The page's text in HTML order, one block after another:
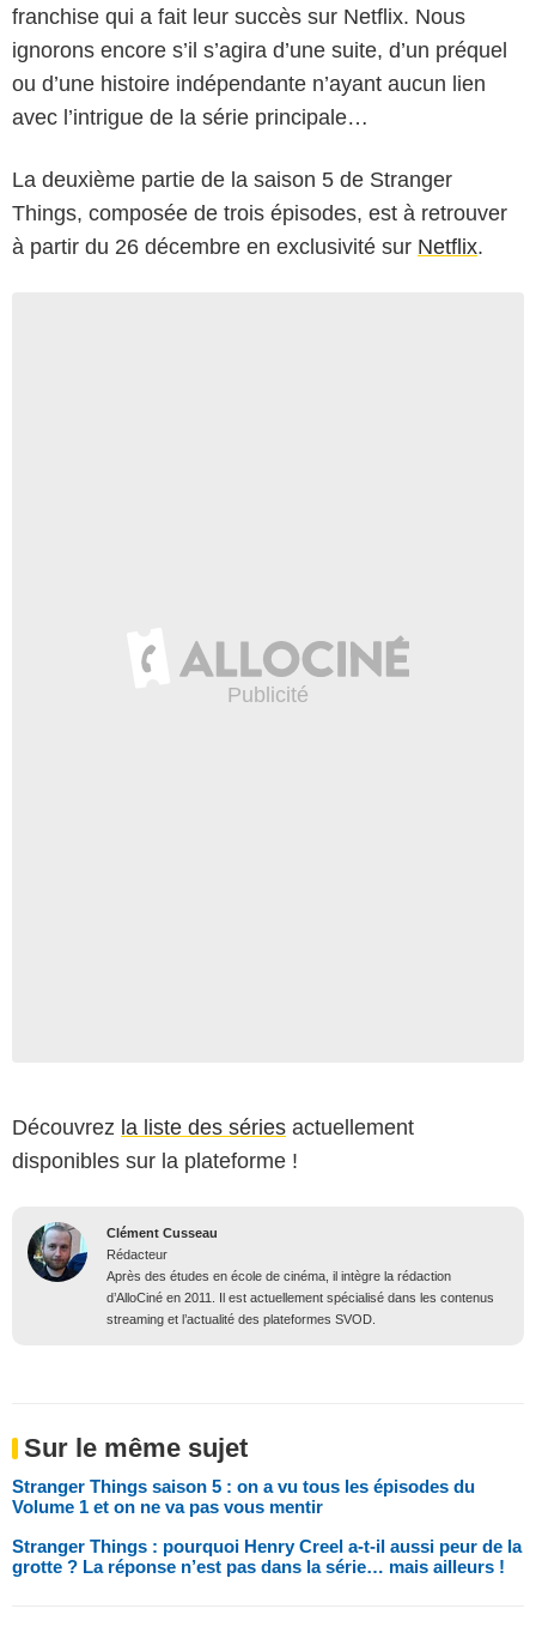
franchise qui a fait leur succès sur Netflix. Nous
ignorons encore s’il s’agira d’une suite, d’un préquel
ou d’une histoire indépendante n’ayant aucun lien
avec l’intrigue de la série principale…
La deuxième partie de la saison 5 de Stranger
Things, composée de trois épisodes, est à retrouver
à partir du 26 décembre en exclusivité sur Netflix.
Découvrez la liste des séries actuellement
disponibles sur la plateforme !
Clément Cusseau
Rédacteur
Après des études en école de cinéma, il intègre la rédaction
d’AlloCiné en 2011. Il est actuellement spécialisé dans les contenus
streaming et l’actualité des plateformes SVOD.
Sur le même sujet
Stranger Things saison 5 : on a vu tous les épisodes du
Volume 1 et on ne va pas vous mentir
Stranger Things : pourquoi Henry Creel a-t-il aussi peur de la
grotte ? La réponse n’est pas dans la série… mais ailleurs !